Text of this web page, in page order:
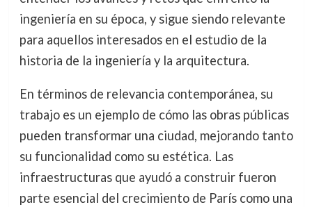
ingeniería en su época, y sigue siendo relevante
para aquellos interesados en el estudio de la
historia de la ingeniería y la arquitectura.
En términos de relevancia contemporánea, su
trabajo es un ejemplo de cómo las obras públicas
pueden transformar una ciudad, mejorando tanto
su funcionalidad como su estética. Las
infraestructuras que ayudó a construir fueron
parte esencial del crecimiento de París como una